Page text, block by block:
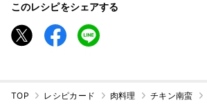
このレシピをシェアする
TOP レシピカード 肉料理 チキン南蛮